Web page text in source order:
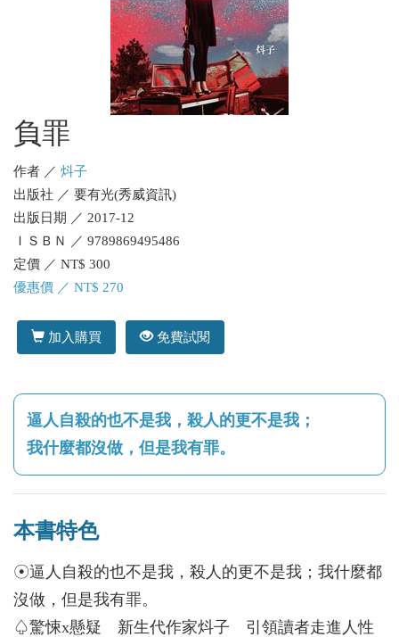
負罪
作者 ／ 炓子
出版社 ／ 要有光(秀威資訊)
出版日期 ／ 2017-12
ＩＳＢＮ ／ 9789869495486
定價 ／ NT$ 300
優惠價 ／ NT$ 270
加入購買 免費試閱
逼人自殺的也不是我，殺人的更不是我；
我什麼都沒做，但是我有罪。
本書特色
☉逼人自殺的也不是我，殺人的更不是我；我什麼都
沒做，但是我有罪。
♤驚悚x懸疑 新生代作家炓子 引領讀者走進人性